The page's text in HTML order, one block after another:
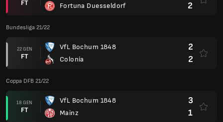
FT
Fortuna Duesseldorf
2
Bundesliga 21/22
22 GEN
FT
VfL Bochum 1848
Colonia
2
2
Coppa DFB 21/22
18 GEN
FT
VfL Bochum 1848
Mainz
3
1